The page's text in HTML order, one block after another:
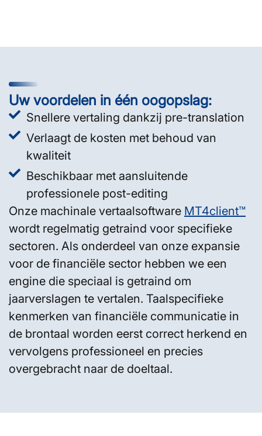
Uw voordelen in één oogopslag:
Snellere vertaling dankzij pre-translation
Verlaagt de kosten met behoud van
kwaliteit
Beschikbaar met aansluitende
professionele post-editing
Onze machinale vertaalsoftware MT4client™
wordt regelmatig getraind voor specifieke
sectoren. Als onderdeel van onze expansie
voor de financiële sector hebben we een
engine die speciaal is getraind om
jaarverslagen te vertalen. Taalspecifieke
kenmerken van financiële communicatie in
de brontaal worden eerst correct herkend en
vervolgens professioneel en precies
overgebracht naar de doeltaal.